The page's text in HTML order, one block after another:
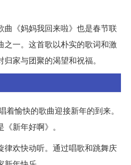
曲《妈妈我回来啦》也是春节联
之一。这首歌以朴实的歌词和激
家与团聚的渴望和祝福。
愉快的歌曲迎接新年的到来。
新年好啊》。
律欢快动听。通过唱歌和跳舞庆